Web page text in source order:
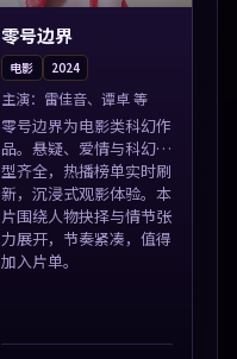
零号边界
电影 2024
主演： 雷佳音、谭卓 等
零号边界为电影类科幻作
品。悬疑、爱情与科幻类
型齐全，热播榜单实时刷
新，沉浸式观影体验。本
片围绕人物抉择与情节张
力展开，节奏紧凑，值得
加入片单。